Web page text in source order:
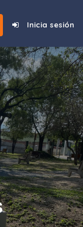
Inicia sesión